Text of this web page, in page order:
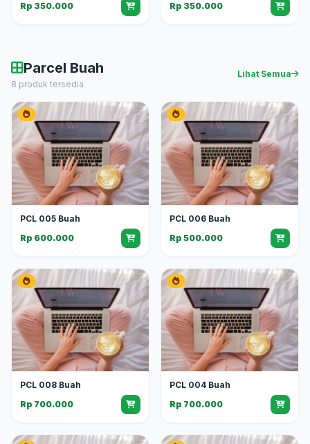
Rp 350.000
Rp 350.000
Parcel Buah
8 produk tersedia
Lihat Semua
PCL 005 Buah
Rp 600.000
PCL 006 Buah
Rp 500.000
PCL 008 Buah
Rp 700.000
PCL 004 Buah
Rp 700.000